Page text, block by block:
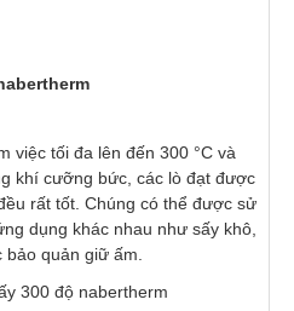
việc tối đa lên đến 300 °C và
khí cưỡng bức, các lò đạt được
rất tốt. Chúng có thể được sử
dụng khác nhau như sấy khô,
quản giữ ấm.
300 độ nabertherm